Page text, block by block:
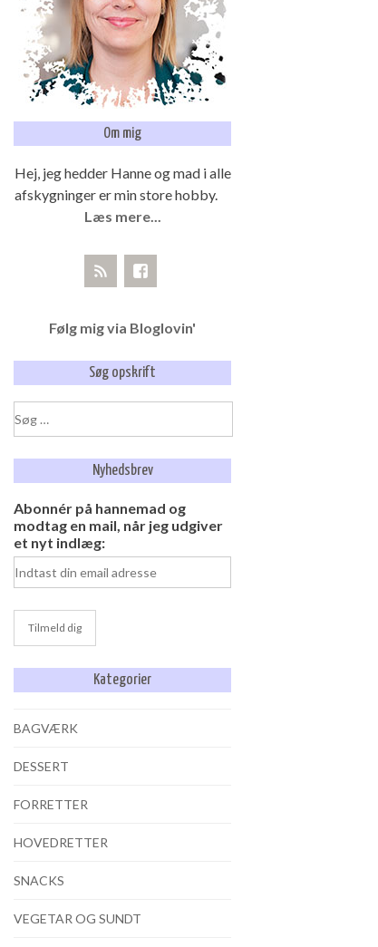
Om mig
Hej, jeg hedder Hanne og mad i alle
afskygninger er min store hobby.
Læs mere...
Følg mig via Bloglovin'
Søg opskrift
Søg
efter:
Nyhedsbrev
Abonnér på hannemad og
modtag en mail, når jeg udgiver
et nyt indlæg:
Kategorier
BAGVÆRK
DESSERT
FORRETTER
HOVEDRETTER
SNACKS
VEGETAR OG SUNDT